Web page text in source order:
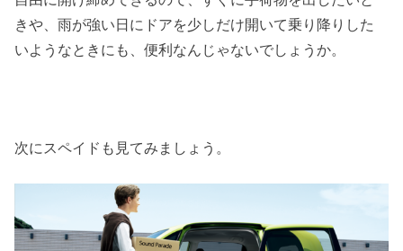
きや、雨が強い日にドアを少しだけ開いて乗り降りした
いようなときにも、便利なんじゃないでしょうか。
次にスペイドも見てみましょう。